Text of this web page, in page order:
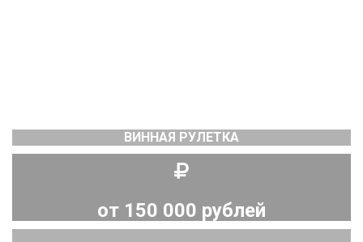
ВИННАЯ РУЛЕТКА
от 150 000 рублей